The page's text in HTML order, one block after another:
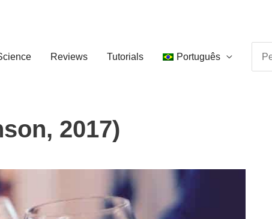
Reviews Tutorials Português
2017)